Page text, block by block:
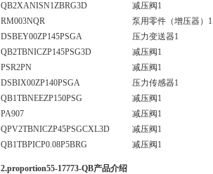
QB2XANISN1ZBRG3D
减压阀1
RM003NQR
泵用零件（增压器）1
DSBEY00ZP145PSGA
压力变送器1
QB2TBNICZP145PSG3D
减压阀1
PSR2PN
减压阀1
DSBIX00ZP140PSGA
压力传感器1
QB1TBNEEZP150PSG
减压阀1
PA907
减压阀1
QPV2TBNICZP45PSGCXL3D
减压阀1
QB1TBPICP0.08P5BRG
减压阀1
2.proportion55-17773-QB产品介绍